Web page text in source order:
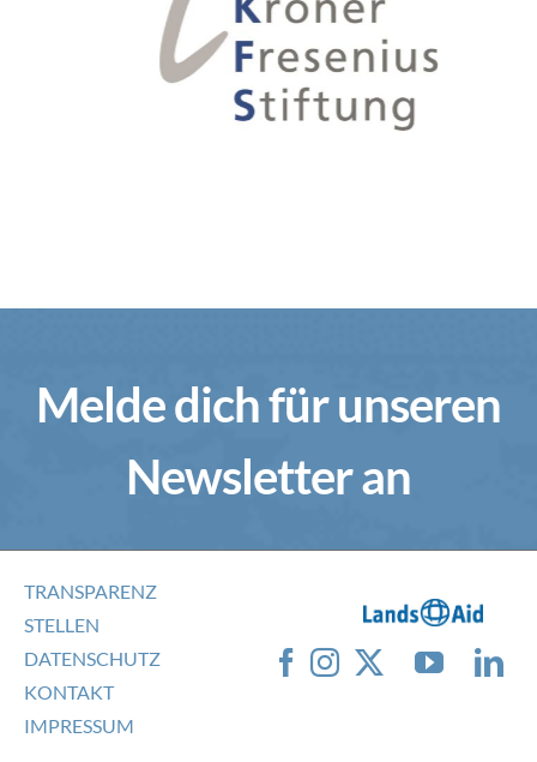
Melde dich für unseren
Newsletter an
TRANSPARENZ
STELLEN
DATENSCHUTZ
KONTAKT
IMPRESSUM